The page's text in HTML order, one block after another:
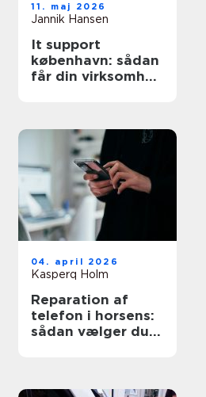
11. maj 2026
Jannik Hansen
It support
københavn: sådan
får din virksomhed
04. april 2026
Kasperq Holm
Reparation af
telefon i horsens:
sådan vælger du